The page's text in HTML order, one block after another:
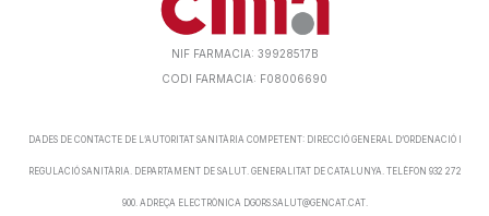
NIF FARMACIA: 39928517B
CODI FARMACIA: F08006690
DADES DE CONTACTE DE L’AUTORITAT SANITÀRIA COMPETENT: DIRECCIÓ GENERAL D’ORDENACIÓ I
REGULACIÓ SANITÀRIA. DEPARTAMENT DE SALUT. GENERALITAT DE CATALUNYA. TELÈFON 932 272
900. ADREÇA ELECTRÒNICA DGORS.SALUT@GENCAT.CAT.